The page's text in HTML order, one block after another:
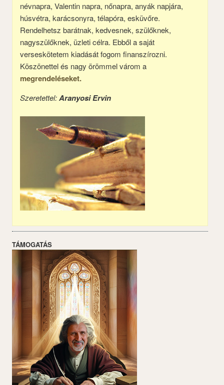
névnapra, Valentin napra, nőnapra, anyák napjára,
húsvétra, karácsonyra, télapóra, esküvőre.
Rendelhetsz barátnak, kedvesnek, szülőknek,
nagyszülőknek, üzleti célra. Ebből a saját
verseskötetem kiadását fogom finanszírozni.
Köszönettel és nagy örömmel várom a
megrendeléseket.
Szeretettel:Aranyosi Ervin
TÁMOGATÁS